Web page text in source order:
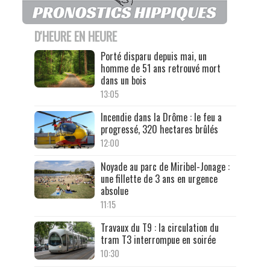
D'HEURE EN HEURE
Porté disparu depuis mai, un
homme de 51 ans retrouvé mort
dans un bois
13:05
Incendie dans la Drôme : le feu a
progressé, 320 hectares brûlés
12:00
Noyade au parc de Miribel-Jonage :
une fillette de 3 ans en urgence
absolue
11:15
Travaux du T9 : la circulation du
tram T3 interrompue en soirée
10:30